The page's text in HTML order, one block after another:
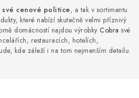
cenové politice, a tak v sortimentu
které nabízí skutečně velmi příznivý
domácností najdou výrobky Cobra své
restauracích, hotelích,
kde záleží i na tom nejmenším detailu.